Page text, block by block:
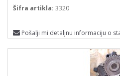
Šifra artikla: 3320
Pošalji mi detaljnu informaciju o